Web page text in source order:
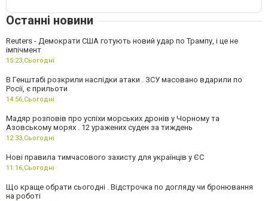
Останні новини
Reuters - Демократи США готують новий удар по Трампу, і це не
імпічмент
15:23,Сьогодні
В Генштабі розкрили наслідки атаки . ЗСУ масовано вдарили по
Росії, є прильоти
14:56,Сьогодні
Мадяр розповів про успіхи морських дронів у Чорному та
Азовському морях . 12 уражених суден за тиждень
12:33,Сьогодні
Нові правила тимчасового захисту для українців у ЄС
11:16,Сьогодні
Що краще обрати сьогодні . Відстрочка по догляду чи бронювання
на роботі